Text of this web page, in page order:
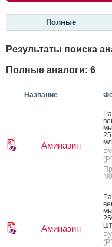
Полные
Результаты поиска
Полные аналоги: 6
Название
Аминазин
Аминазин
шт.